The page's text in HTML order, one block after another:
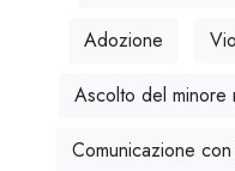
Adozione
Ascolto del minore
Comunicazione